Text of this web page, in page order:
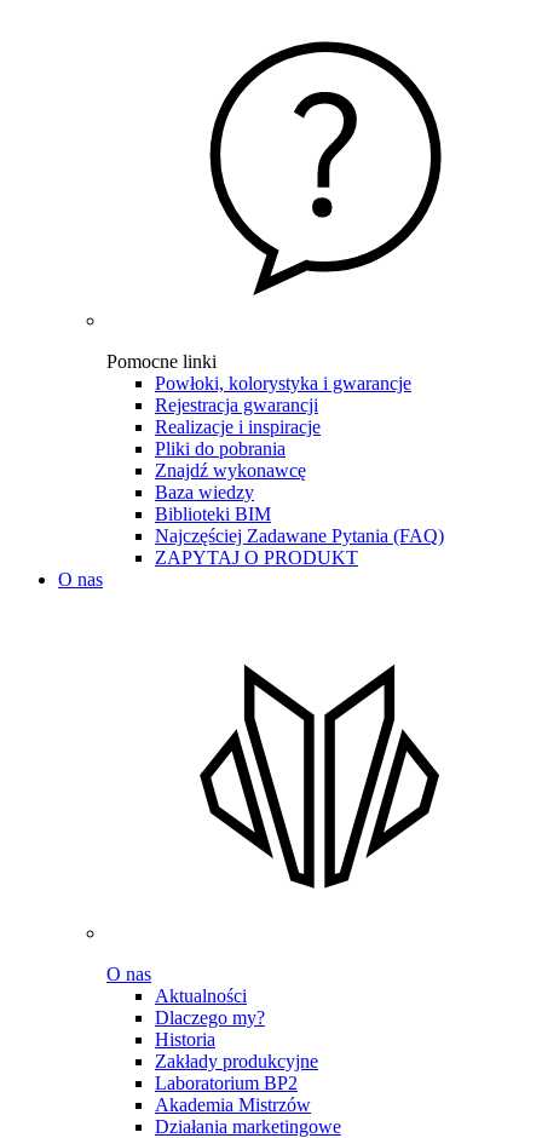
Pomocne linki
Powłoki, kolorystyka i gwarancje
Rejestracja gwarancji
Realizacje i inspiracje
Pliki do pobrania
Znajdź wykonawcę
Baza wiedzy
Biblioteki BIM
Najczęściej Zadawane Pytania (FAQ)
ZAPYTAJ O PRODUKT
O nas
O nas
Aktualności
Dlaczego my?
Historia
Zakłady produkcyjne
Laboratorium BP2
Akademia Mistrzów
Działania marketingowe